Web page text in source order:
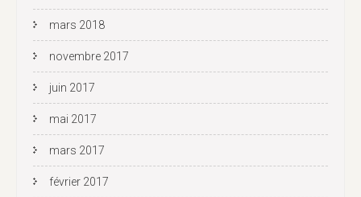
mars 2018
novembre 2017
juin 2017
mai 2017
mars 2017
février 2017